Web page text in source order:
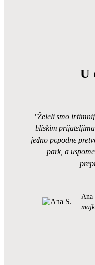
U
"Želeli smo
bliskim
jedno popodne
park, a
Ana